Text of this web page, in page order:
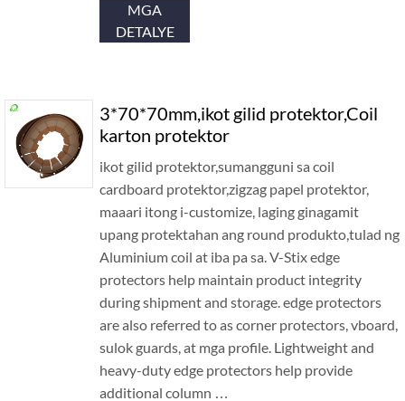
MGA
DETALYE
3*70*70mm,ikot gilid protektor,Coil
karton protektor
ikot gilid protektor,sumangguni sa coil
cardboard protektor,zigzag papel protektor,
maaari itong i-customize, laging ginagamit
upang protektahan ang round produkto,tulad ng
Aluminium coil at iba pa sa.V-Stix edge
protectors help maintain product integrity
during shipment and storage.edge protectors
are also referred to as corner protectors, vboard,
sulok guards, at mga profile. Lightweight and
heavy-duty edge protectors help provide
additional column …